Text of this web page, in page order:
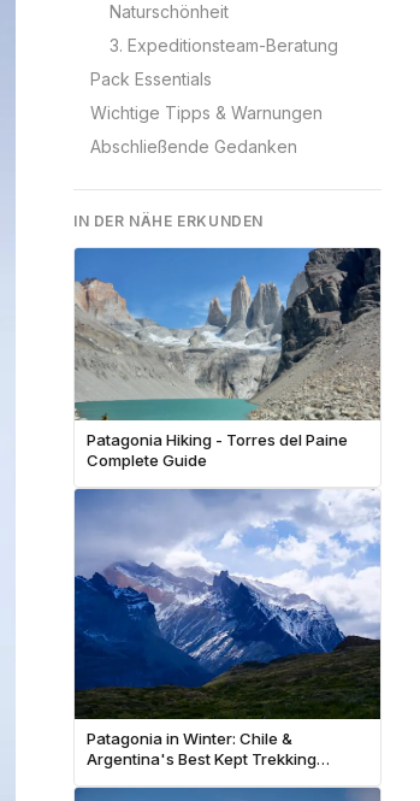
Naturschönheit
3. Expeditionsteam-Beratung
Pack Essentials
Wichtige Tipps & Warnungen
Abschließende Gedanken
IN DER NÄHE ERKUNDEN
Patagonia Hiking - Torres del Paine
Complete Guide
Patagonia in Winter: Chile &
Argentina's Best Kept Trekking